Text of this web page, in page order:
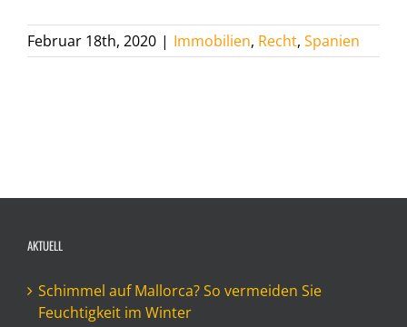
Februar 18th, 2020 | Immobilien, Recht, Spanien
AKTUELL
Schimmel auf Mallorca? So vermeiden Sie
Feuchtigkeit im Winter